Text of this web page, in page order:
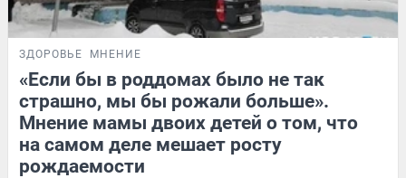
ЗДОРОВЬЕ МНЕНИЕ
«Если бы в роддомах было не так
страшно, мы бы рожали больше».
Мнение мамы двоих детей о том, что
на самом деле мешает росту
рождаемости